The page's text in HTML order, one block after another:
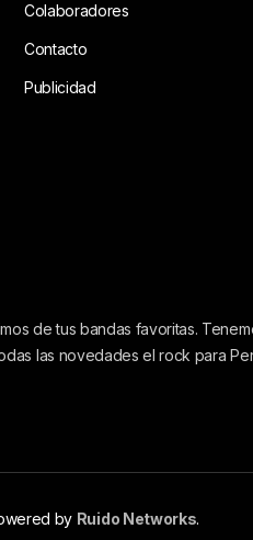
Colaboradores
Contacto
Publicidad
de tus bandas favoritas.
las novedades el rock para
by Ruido Networks.